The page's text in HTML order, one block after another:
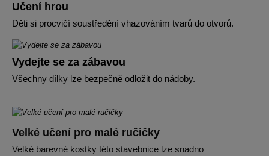
Učení hrou
Děti si procvičí soustředění vhazováním tvarů do otvorů.
Vydejte se za zábavou
Všechny dílky lze bezpečně odložit do nádoby.
Velké učení pro malé ručičky
Velké barevné kostky této stavebnice lze snadno